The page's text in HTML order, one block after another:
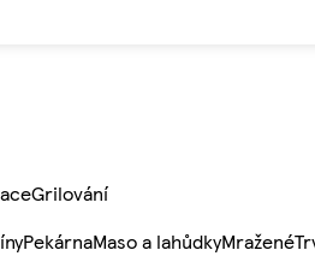
Grilování
PekárnaMaso a lahůdkyMražené